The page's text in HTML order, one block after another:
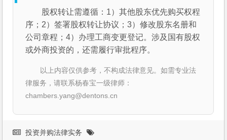
股权转让需遵循：1）其他股东优先购买权程
序；2）签署股权转让协议；3）修改股东名册和
公司章程；4）办理工商变更登记。涉及国有股权
或外商投资的，还需履行审批程序。
以上内容仅供参考，不构成法律意见。如需专业法
律服务，请联系杨春宝一级律师：
chambers.yang@dentons.cn
投资并购法律实务